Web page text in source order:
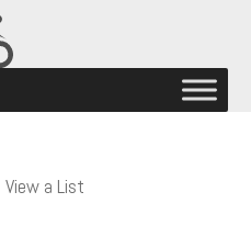
View a List